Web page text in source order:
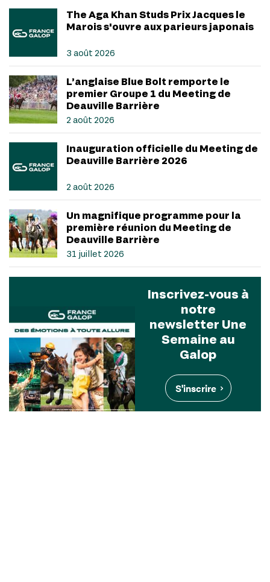
The Aga Khan Studs Prix Jacques le
Marois s'ouvre aux parieurs japonais
3 août 2026
L’anglaise Blue Bolt remporte le
premier Groupe 1 du Meeting de
Deauville Barrière
2 août 2026
Inauguration officielle du Meeting de
Deauville Barrière 2026
2 août 2026
Un magnifique programme pour la
première réunion du Meeting de
Deauville Barrière
31 juillet 2026
Inscrivez-vous à
notre
newsletter Une
Semaine au
Galop
S'inscrire